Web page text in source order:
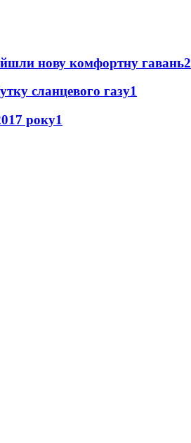
нову комфортну гавань2
сланцевого газу1
року1